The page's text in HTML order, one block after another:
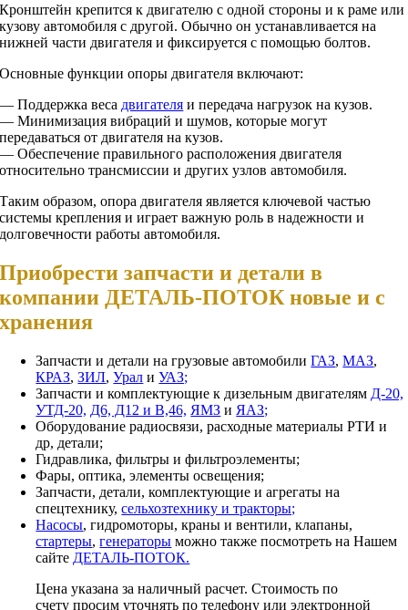
Кронштейн крепится к двигателю с одной стороны и к раме или
кузову автомобиля с другой. Обычно он устанавливается на
нижней части двигателя и фиксируется с помощью болтов.
Основные функции опоры двигателя включают:
— Поддержка веса двигателя и передача нагрузок на кузов.
— Минимизация вибраций и шумов, которые могут
передаваться от двигателя на кузов.
— Обеспечение правильного расположения двигателя
относительно трансмиссии и других узлов автомобиля.
Таким образом, опора двигателя является ключевой частью
системы крепления и играет важную роль в надежности и
долговечности работы автомобиля.
Приобрести запчасти и детали в
компании ДЕТАЛЬ-ПОТОК новые и с
хранения
Запчасти и детали на грузовые автомобилиГАЗ,МАЗ,
КРАЗ,ЗИЛ,Урал иУАЗ;
Запчасти и комплектующие к дизельным двигателям Д-20,
УТД-20, Д6, Д12 и В,46, ЯМЗ и ЯАЗ;
Оборудование радиосвязи, расходные материалы РТИ и
др, детали;
Гидравлика, фильтры и фильтроэлементы;
Фары, оптика, элементы освещения;
Запчасти, детали, комплектующие и агрегаты на
спецтехнику,сельхозтехнику и тракторы;
Насосы, гидромоторы, краны и вентили, клапаны,
стартеры,генераторы можно также посмотреть на Нашем
сайте ДЕТАЛЬ-ПОТОК.
Цена указана за наличный расчет. Стоимость по
счету просим уточнять по телефону или электронной